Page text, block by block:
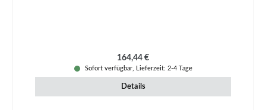
Regulärer Preis:
164,44 €
Sofort verfügbar, Lieferzeit: 2-4 Tage
Details